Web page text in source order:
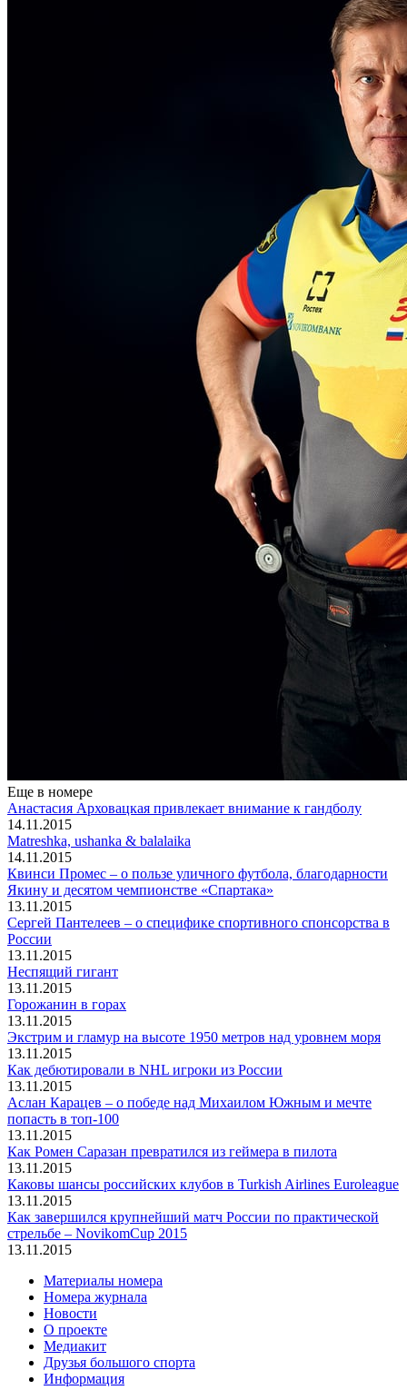
Еще в номере
Анастасия Арховацкая привлекает внимание к гандболу
14.11.2015
Matreshka, ushanka & balalaika
14.11.2015
Квинси Промес – о пользе уличного футбола, благодарности
Якину и десятом чемпионстве «Спартака»
13.11.2015
Сергей Пантелеев – о специфике спортивного спонсорства в
России
13.11.2015
Неспящий гигант
13.11.2015
Горожанин в горах
13.11.2015
Экстрим и гламур на высоте 1950 метров над уровнем моря
13.11.2015
Как дебютировали в NHL игроки из России
13.11.2015
Аслан Карацев – о победе над Михаилом Южным и мечте
попасть в топ-100
13.11.2015
Как Ромен Саразан превратился из геймера в пилота
13.11.2015
Каковы шансы российских клубов в Turkish Airlines Euroleague
13.11.2015
Как завершился крупнейший матч России по практической
стрельбе – NovikomCup 2015
13.11.2015
Материалы номера
Номера журнала
Новости
О проекте
Медиакит
Друзья большого спорта
Информация